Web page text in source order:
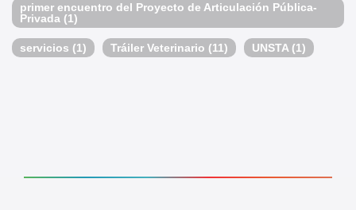
primer encuentro del Proyecto de Articulación Pública-
Privada (1)
servicios (1) Tráiler Veterinario (11) UNSTA(1)